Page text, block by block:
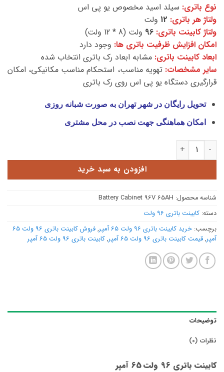
نوع باتری: سیلد اسید مخصوص یو پی اس
ولتاژ هر باتری: 12 ولت
ولتاژ کابینت باتری: 96 ولت (8 * 12 ولت)
امکان افزایش ظرفیت باتری ها: وجود دارد
ابعاد کابینت باتری: مشابه ابعاد رک باتری انتخاب شده
سایر مشخصات: تهویه مناسب، استحکام مناسب مکانیکی، امکان
قرارگیری دستگاه یو پی اس روی رک باتری
تحویل رایگان در شهر تهران به صورت شبانه روزی
امکان هماهنگی جهت نصب در محل مشتری
کابینت باتری 96 ولت 65 آمپر عدد
افزودن به سبد خرید
شناسه محصول: Battery Cabinet 96V 65AH
دسته: کابینت باتری 96 ولت
برچسب: خرید کابینت باتری 96 ولت 65 آمپر ,
فروش کابینت باتری 96 ولت 65
آمپر, قیمت کابینت باتری 96 ولت 65 آمپر , کابینت باتری 96 ولت 65 آمپر
توضیحات
نظرات (0)
کابینت باتری 96 ولت 65 آمپر